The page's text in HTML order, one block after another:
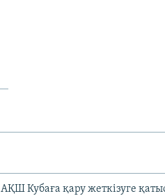
АҚШ Кубаға қару жеткізуге